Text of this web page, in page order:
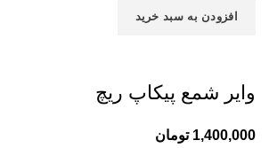
افزودن به سبد خرید
وایر شمع پیکاپ ریچ
1,400,000 تومان